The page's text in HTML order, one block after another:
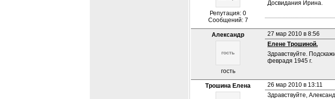
Репутация: 0
Сообщений: 7
Досвидания Ирина.
Александр
гость
27 мар 2010 в 8:56
Елене Трошиной.
Здравствуйте.
феврадя 1945 г.
Трошина Елена 26 мар 2010 в 13:11
Здравствуйте,